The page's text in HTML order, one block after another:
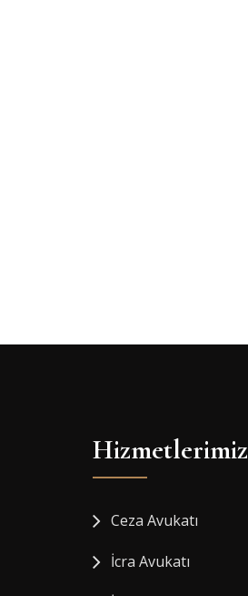
Hizmetlerimiz
Ceza Avukatı
İcra Avukatı